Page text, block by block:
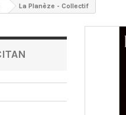
La Planèze - Collectif